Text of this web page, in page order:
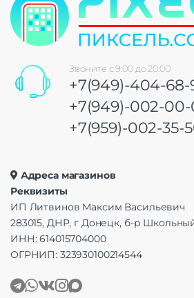
Звоните с 9:00 до 20:00
+7(949)-404-68-
+7(949)-002-00-
+7(959)-002-35-
Адреса магазинов
Реквизиты
ИП Литвинов Максим Васильевич
283015, ДНР, г Донецк, б-р
ИНН: 614015704000
ОГРНИП: 323930100214544